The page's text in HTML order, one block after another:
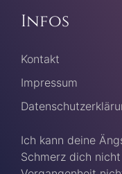
Infos
Kontakt
Impressum
Ich kann deine
Schmerz dich